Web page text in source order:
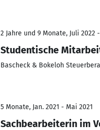
2 Jahre und 9 Monate, Juli 2022
Studentische
Bascheck & Bokeloh
5 Monate, Jan. 2021 - Mai 2021
Sachbearbeiterin im